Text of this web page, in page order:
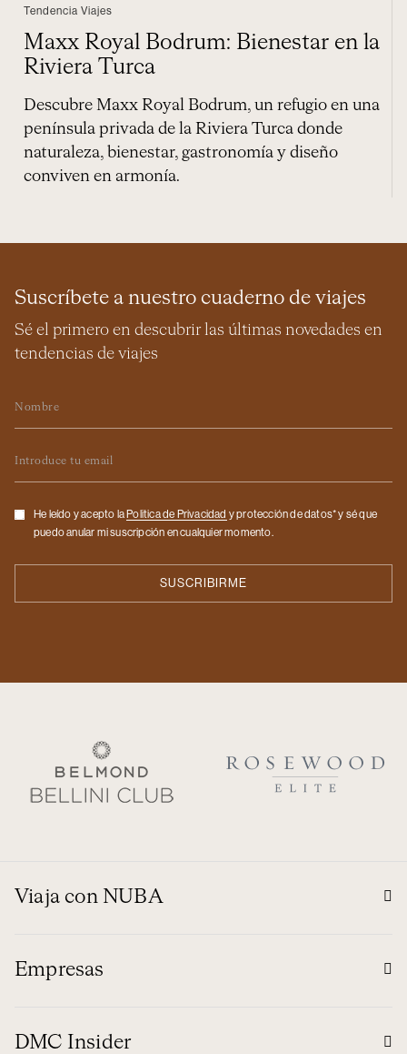
Tendencia Viajes
Maxx Royal Bodrum: Bienestar en la
Riviera Turca
Descubre Maxx Royal Bodrum, un refugio en una
península privada de la Riviera Turca donde
naturaleza, bienestar, gastronomía y diseño
conviven en armonía.
Suscríbete a nuestro cuaderno de viajes
Sé el primero en descubrir las últimas novedades en
tendencias de viajes
Checkbox
He leído y acepto la Politica de Privacidad y protección de datos* y sé que
puedo anular mi suscripción en cualquier momento.
Viaja con NUBA
Empresas
DMC Insider